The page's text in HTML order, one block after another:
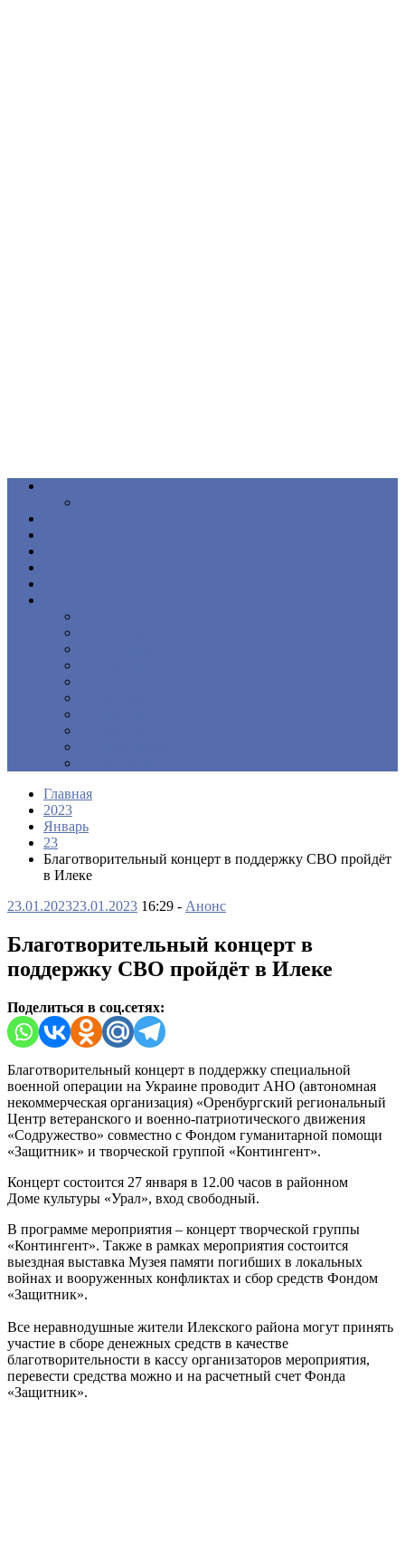
Главная
2023
Январь
23
Благотворительный концерт в поддержку СВО пройдёт
в Илеке
23.01.202323.01.2023 16:29 - Анонс
Благотворительный концерт в
поддержку СВО пройдёт в Илеке
Поделиться в соц.сетях:
Благотворительный концерт в поддержку специальной
военной операции на Украине проводит АНО (автономная
некоммерческая организация) «Оренбургский региональный
Центр ветеранского и военно-патриотического движения
«Содружество» совместно с Фондом гуманитарной помощи
«Защитник» и творческой группой «Контингент».
Концерт состоится 27 января в 12.00 часов в районном
Доме культуры «Урал», вход свободный.
В программе мероприятия – концерт творческой группы
«Контингент». Также в рамках мероприятия состоится
выездная выставка Музея памяти погибших в локальных
войнах и вооруженных конфликтах и сбор средств Фондом
«Защитник».
Все неравнодушные жители Илекского района могут принять
участие в сборе денежных средств в качестве
благотворительности в кассу организаторов мероприятия,
перевести средства можно и на расчетный счет Фонда
«Защитник».